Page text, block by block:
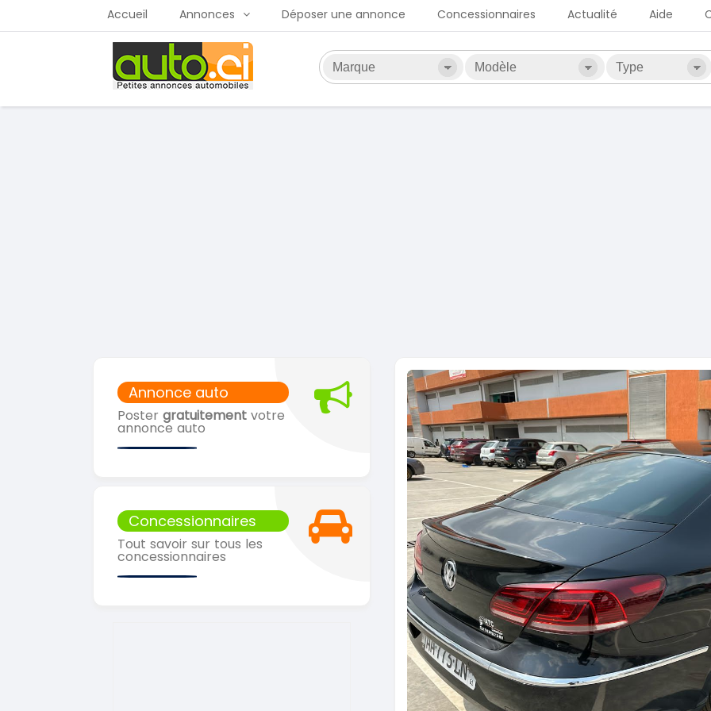
Accueil Annonces Déposer une annonce Concessionnaires Actualité Aide
Annonce auto
Poster gratuitement votre
annonce auto
Concessionnaires
Tout savoir sur tous les
concessionnaires
Previous